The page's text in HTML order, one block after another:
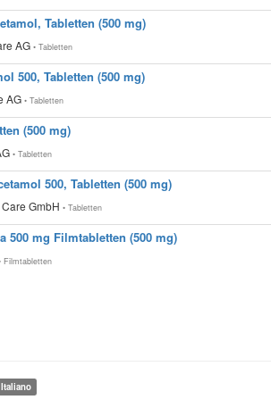
Tabletten (500 mg)
AG • Tabletten
500, Tabletten (500 mg)
AG • Tabletten
(500 mg)
• Tabletten
500, Tabletten (500 mg)
GmbH • Tabletten
500 mg Filmtabletten (500 mg)
Filmtabletten
Italiano